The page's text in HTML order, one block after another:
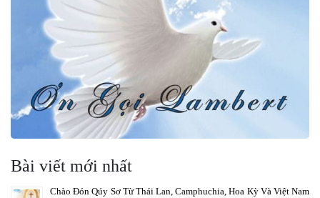
Bài viết mới nhất
Chào Đón Qúy Sơ Từ Thái Lan, Camphuchia, Hoa Kỳ Và Việt Nam